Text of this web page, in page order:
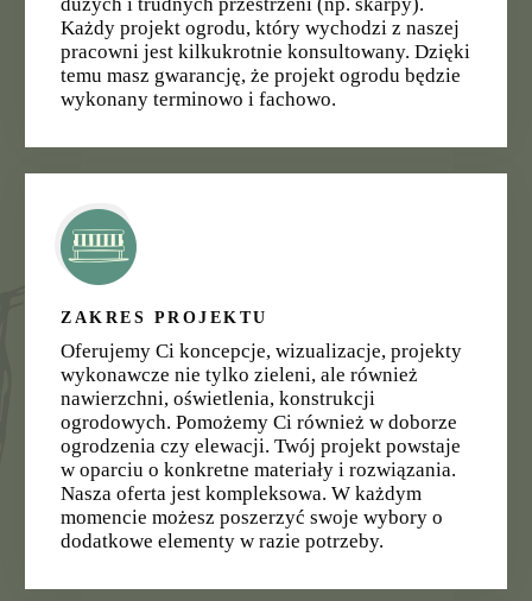
Każdy projekt ogrodu, który wychodzi z naszej
pracowni jest kilkukrotnie konsultowany. Dzięki
temu masz gwarancję, że projekt ogrodu będzie
wykonany terminowo i fachowo.
ZAKRES PROJEKTU
Oferujemy Ci koncepcje, wizualizacje, projekty
wykonawcze nie tylko zieleni, ale również
nawierzchni, oświetlenia, konstrukcji
ogrodowych. Pomożemy Ci również w doborze
ogrodzenia czy elewacji. Twój projekt powstaje
w oparciu o konkretne materiały i rozwiązania.
Nasza oferta jest kompleksowa. W każdym
momencie możesz poszerzyć swoje wybory o
dodatkowe elementy w razie potrzeby.